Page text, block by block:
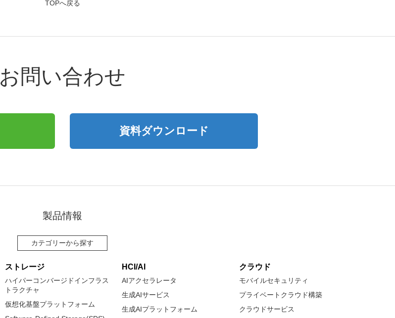
TOPへ戻る
お問い合わせ
資料ダウンロード
製品情報
カテゴリーから探す
ストレージ
ハイパーコンバージドインフラス
トラクチャ
仮想化基盤プラットフォーム
HCI/AI
AIアクセラレータ
生成AIサービス
生成AIプラットフォーム
クラウド
モバイルセキュリティ
プライベートクラウド構築
クラウドサービス